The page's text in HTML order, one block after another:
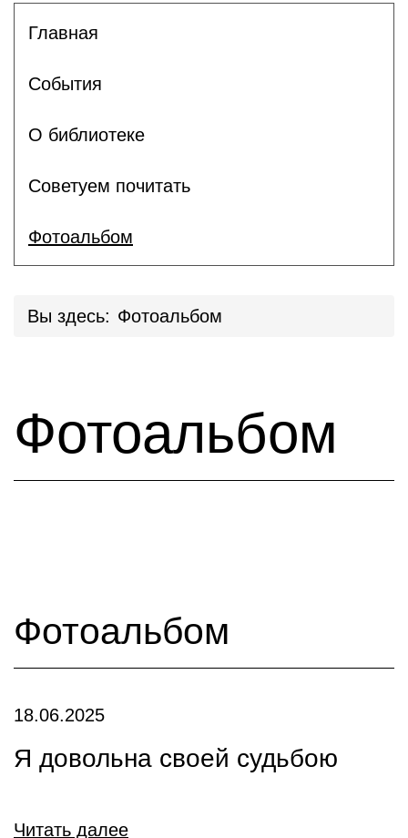
Главная
События
О библиотеке
Советуем почитать
Фотоальбом
Вы здесь: Фотоальбом
Фотоальбом
Фотоальбом
18.06.2025
Я довольна своей судьбою
Читать далее